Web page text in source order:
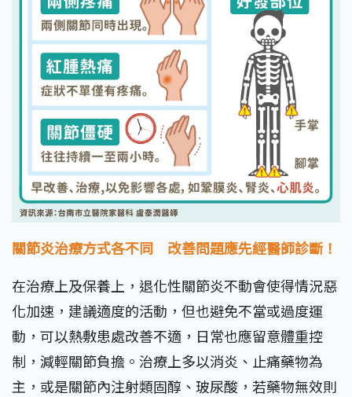
關節炎治療方式各不同 改善問題應先經醫師診斷！
在治療上及保養上，退化性關節炎不動會使得情況惡
化加速，建議適度的活動，但也避免不當或過度運
動，可以熱敷患處改善不適，日常也應留意體重控
制，減輕關節負擔。治療上多以消炎、止痛藥物為
主，或是關節內注射類固醇、玻尿酸，若藥物無效則